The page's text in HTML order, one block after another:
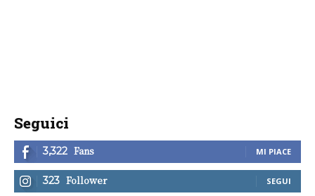
Seguici
3,322 Fans MI PIACE
323 Follower SEGUI